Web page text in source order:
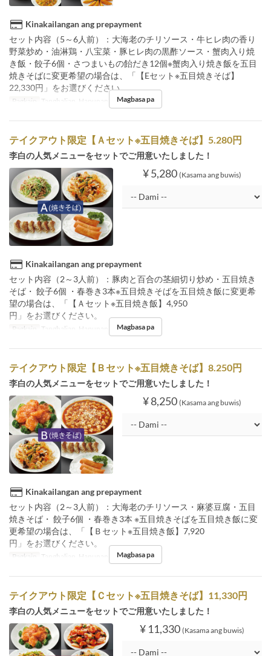
Kinakailangan ang prepayment
セット内容（5～6人前）：大海老のチリソース・牛ヒレ肉の香り
野菜炒め・油淋鶏・八宝菜・豚ヒレ肉の黒酢ソース・蟹肉入り焼
き飯・餃子6個・さつまいもの飴だき12個※蟹肉入り焼き飯を五目
焼きそばに変更希望の場合は、「【Eセット※五目焼きそば】
22,330円」をお選びください。
Pagkain Tanghalian, Hapunan Magbasa pa
テイクアウト限定【Ａセット※五目焼きそば】5.280円
李白の人気メニューをセットでご用意いたしました！
¥ 5,280 (Kasama ang buwis)
Kinakailangan ang prepayment
セット内容（2～3人前）：豚肉と百合の茎細切り炒め・五目焼き
そば・ 餃子6個 ・春巻き3本※五目焼きそばを五目焼き飯に変更希
望の場合は、「【Ａセット※五目焼き飯】4,950
円」をお選びください。
Pagkain Tanghalian, Hapunan Magbasa pa
テイクアウト限定【Ｂセット※五目焼きそば】8.250円
李白の人気メニューをセットでご用意いたしました！
¥ 8,250 (Kasama ang buwis)
Kinakailangan ang prepayment
セット内容（2～3人前）：大海老のチリソース・麻婆豆腐・五目
焼きそば・ 餃子6個 ・春巻き3本 ※五目焼きそばを五目焼き飯に変
更希望の場合は、「【Ｂセット※五目焼き飯】7,920
円」をお選びください。
Pagkain Tanghalian, Hapunan Magbasa pa
テイクアウト限定【Ｃセット※五目焼きそば】11,330円
李白の人気メニューをセットでご用意いたしました！
¥ 11,330 (Kasama ang buwis)